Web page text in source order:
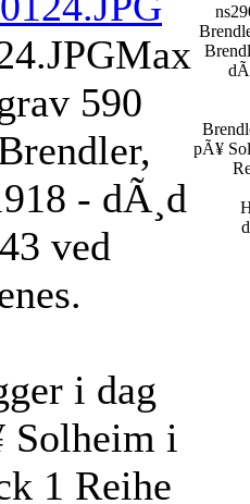
Max
590
- dÃ¸d
ved
i dag
Solheim i
1 Reihe
pÃ¥